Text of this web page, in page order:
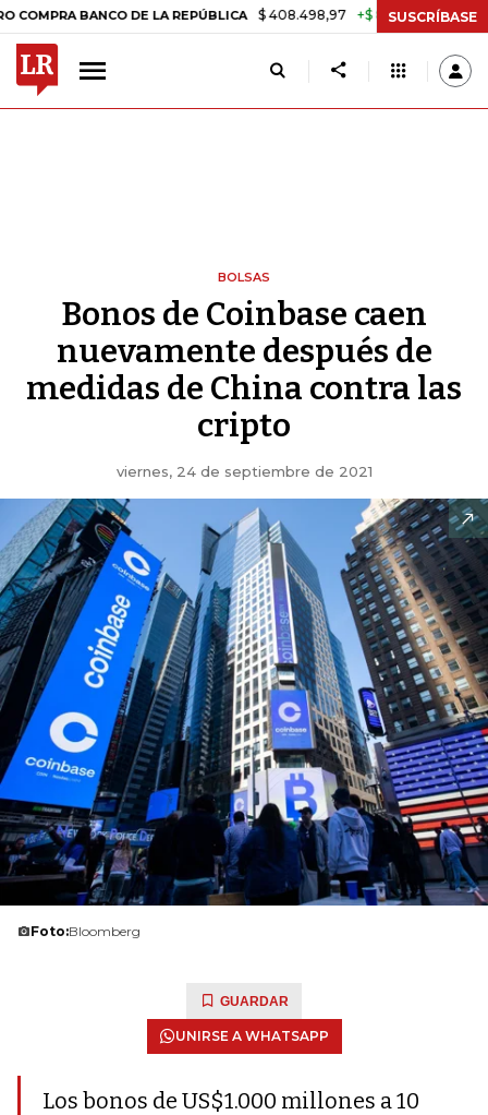
BANCO DE LA REPÚBLICA $ 408.498,97 +$ 8.753,81 +2,19%
SUSCRÍBASE
BOLSAS
Bonos de Coinbase caen
nuevamente después de
medidas de China contra las
cripto
viernes, 24 de septiembre de 2021
Foto:Bloomberg
GUARDAR
UNIRSE A WHATSAPP
Los bonos de US$1.000 millones a 10